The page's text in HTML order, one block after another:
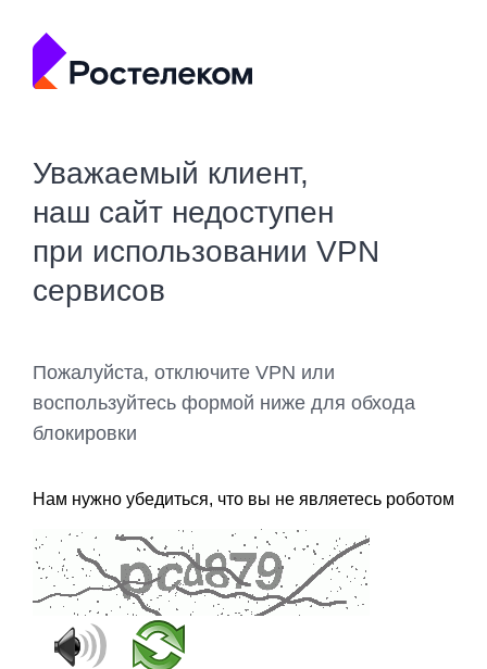
Уважаемый клиент,
наш сайт недоступен
при использовании VPN
сервисов
Пожалуйста, отключите VPN или
воспользуйтесь формой ниже для обхода
блокировки
Нам нужно убедиться, что вы не являетесь роботом